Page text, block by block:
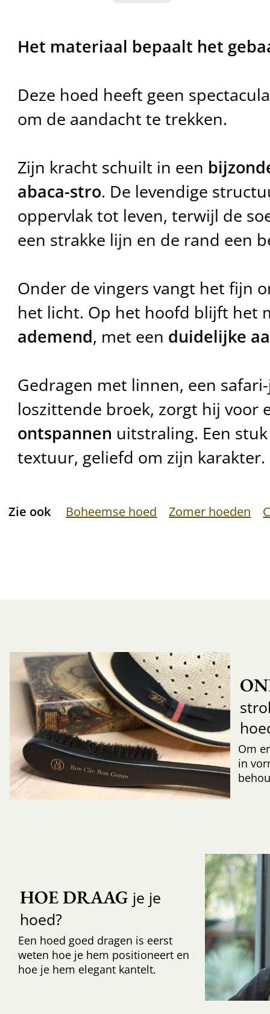
Het materiaal bepaalt het
Deze hoed heeft geen
om de aandacht te trekken.
Zijn kracht schuilt in een
abaca-stro. De levendige
oppervlak tot leven, terwijl de
een strakke lijn en de rand een
Onder de vingers vangt het fijn
het licht. Op het hoofd blijft het
ademend, met een duidelijke
Gedragen met linnen, een
loszittende broek, zorgt hij voor
ontspannen uitstraling. Een
textuur, geliefd om zijn karakter.
Zie ook Boheemse hoed Zomer hoeden
Om
in
HOE DRAAG je je
hoed?
Een hoed goed dragen is eerst
weten hoe je hem positioneert en
hoe je hem elegant kantelt.